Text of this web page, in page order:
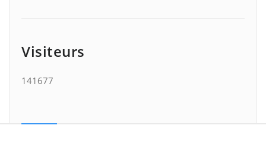
Visiteurs
141677